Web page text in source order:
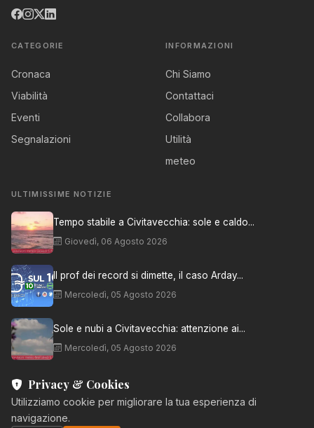
CATEGORIE
Cronaca
Viabilità
Eventi
Segnalazioni
INFORMAZIONI
Chi Siamo
Contattaci
Collabora
Utilità
meteo
ULTIMISSIME NOTIZIE
Tempo stabile a Civitavecchia: sole e caldo...
Giovedì, 06 Agosto 2026
Il prof dei record si dimette, il caso Arday...
Mercoledì, 05 Agosto 2026
Sole e nubi a Civitavecchia: attenzione ai...
Mercoledì, 05 Agosto 2026
© 2026 Aranova • NET. Tutti i diritti riservati.
Privacy & Cookies
Utilizziamo cookie per migliorare la tua esperienza di
navigazione.